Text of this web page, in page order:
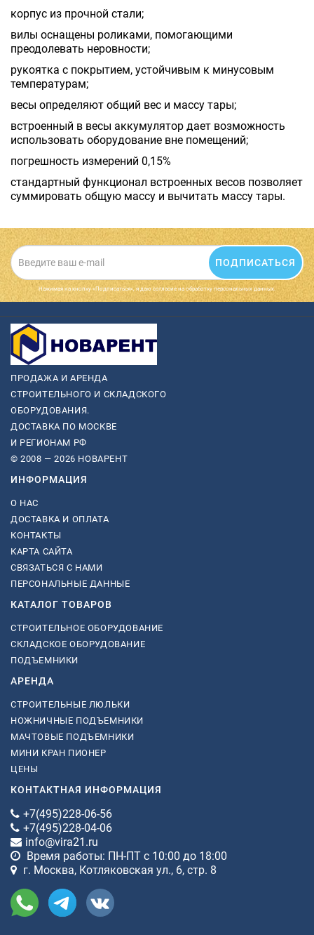
корпус из прочной стали;
вилы оснащены роликами, помогающими
преодолевать неровности;
рукоятка с покрытием, устойчивым к минусовым
температурам;
весы определяют общий вес и массу тары;
встроенный в весы аккумулятор дает возможность
использовать оборудование вне помещений;
погрешность измерений 0,15%
стандартный функционал встроенных весов позволяет
суммировать общую массу и вычитать массу тары.
ПОДПИСАТЬСЯ
Нажимая на кнопку «Подписаться», я даю cогласие на обработку персональных данных.
ПРОДАЖА И АРЕНДА
СТРОИТЕЛЬНОГО И СКЛАДСКОГО
ОБОРУДОВАНИЯ.
ДОСТАВКА ПО МОСКВЕ
И РЕГИОНАМ РФ
© 2008 — 2026 НОВАРЕНТ
ИНФОРМАЦИЯ
О НАС
ДОСТАВКА И ОПЛАТА
КОНТАКТЫ
КАРТА САЙТА
СВЯЗАТЬСЯ С НАМИ
ПЕРСОНАЛЬНЫЕ ДАННЫЕ
КАТАЛОГ ТОВАРОВ
СТРОИТЕЛЬНОЕ ОБОРУДОВАНИЕ
СКЛАДСКОЕ ОБОРУДОВАНИЕ
ПОДЪЕМНИКИ
АРЕНДА
СТРОИТЕЛЬНЫЕ ЛЮЛЬКИ
НОЖНИЧНЫЕ ПОДЪЕМНИКИ
МАЧТОВЫЕ ПОДЪЕМНИКИ
МИНИ КРАН ПИОНЕР
ЦЕНЫ
КОНТАКТНАЯ ИНФОРМАЦИЯ
+7(495)228-06-56
+7(495)228-04-06
info@vira21.ru
Время работы: ПН-ПТ с 10:00 до 18:00
г. Москва, Котляковская ул., 6, стр. 8